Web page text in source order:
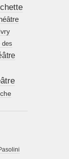
des